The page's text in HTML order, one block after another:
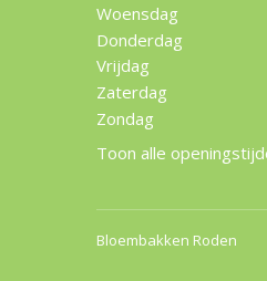
Woensdag
Donderdag
Vrijdag
Zaterdag
Zondag
Toon alle
Bloembakken Roden